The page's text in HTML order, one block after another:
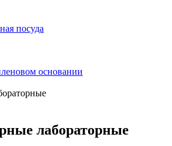
посуда
основании
лабораторные